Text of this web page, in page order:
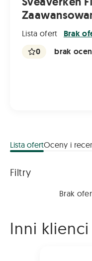
Lista ofert Brak
0 brak
Lista ofertOceny i
Filtry
Brak
Inni